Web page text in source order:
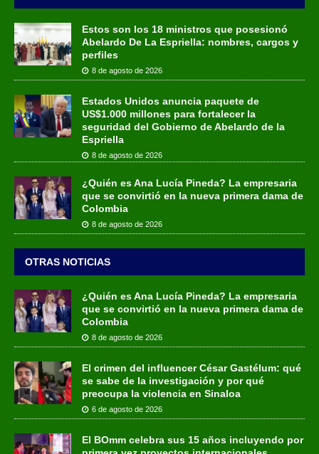
Estos son los 18 ministros que posesionó
Abelardo De La Espriella: nombres, cargos y
perfiles
8 de agosto de 2026
Estados Unidos anuncia paquete de
US$1.000 millones para fortalecer la
seguridad del Gobierno de Abelardo de la
Espriella
8 de agosto de 2026
¿Quién es Ana Lucía Pineda? La empresaria
que se convirtió en la nueva primera dama de
Colombia
8 de agosto de 2026
OTRAS NOTICIAS
¿Quién es Ana Lucía Pineda? La empresaria
que se convirtió en la nueva primera dama de
Colombia
8 de agosto de 2026
El crimen del influencer César Gastélum: qué
se sabe de la investigación y por qué
preocupa la violencia en Sinaloa
6 de agosto de 2026
El BOmm celebra sus 15 años incluyendo por